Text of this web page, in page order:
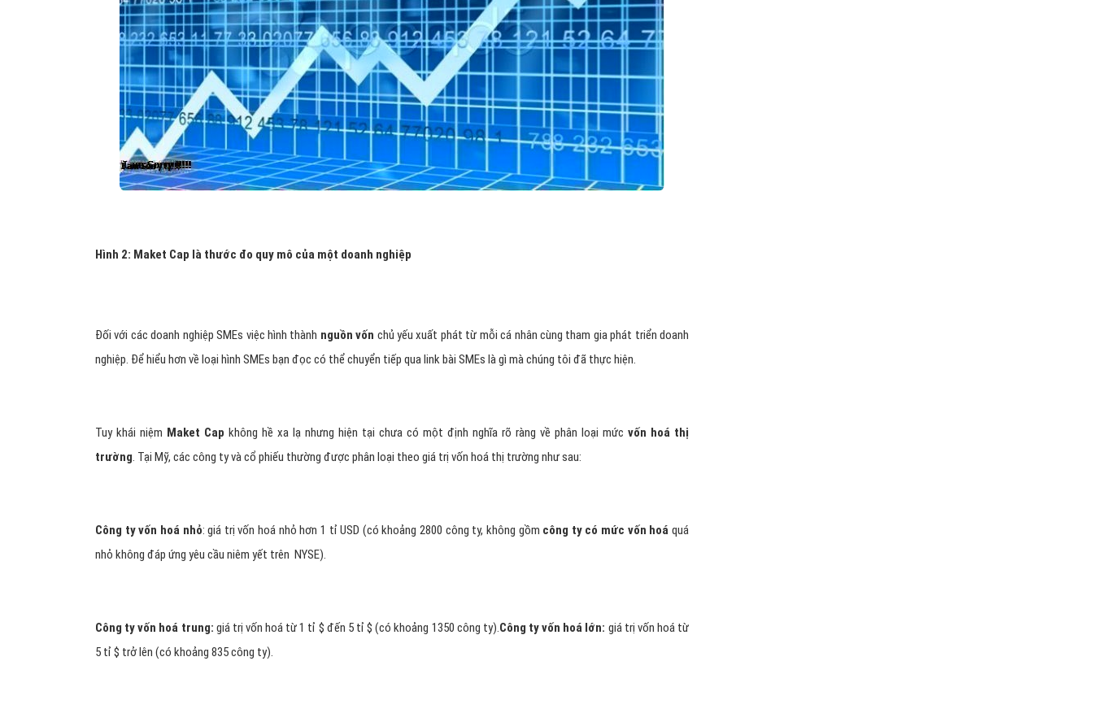
Hình 2: Maket Cap là thước đo quy mô của một doanh nghiệp
Đối với các doanh nghiệp SMEs việc hình thành nguồn vốn chủ yếu xuất phát từ mỗi cá nhân cùng tham gia phát triển doanh
nghiệp. Để hiểu hơn về loại hình SMEs bạn đọc có thể chuyển tiếp qua link bài SMEs là gì mà chúng tôi đã thực hiện.
Tuy khái niệm Maket Cap không hề xa lạ nhưng hiện tại chưa có một định nghĩa rõ ràng về phân loại mức vốn hoá thị
trường. Tại Mỹ, các công ty và cổ phiếu thường được phân loại theo giá trị vốn hoá thị trường như sau:
Công ty vốn hoá nhỏ: giá trị vốn hoá nhỏ hơn 1 tỉ USD (có khoảng 2800 công ty, không gồm công ty có mức vốn hoáquá
nhỏ không đáp ứng yêu cầu niêm yết trên NYSE).
Công ty vốn hoá trung: giá trị vốn hoá từ 1 tỉ $ đến 5 tỉ $ (có khoảng 1350 công ty).Công ty vốn hoá lớn: giá trị vốn hoá từ
5 tỉ $ trở lên (có khoảng 835 công ty).